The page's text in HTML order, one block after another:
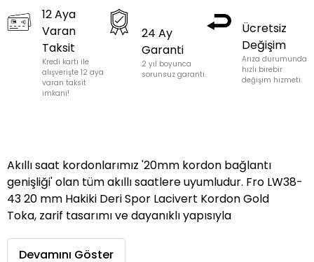
12 Aya
Varan
Taksit
Kredi kartı ile
alışverişte 12 aya
varan taksit
imkanı!
24 Ay
Garanti
2 yıl boyunca
sorunsuz garanti.
Ücretsiz
Değişim
Arıza durumunda
hızlı birebir
değişim hizmeti.
Akıllı saat kordonlarımız '20mm kordon bağlantı
genişliği' olan tüm akıllı saatlere uyumludur. Fro LW38-
43 20 mm Hakiki Deri Spor Lacivert Kordon Gold
Toka, zarif tasarımı ve dayanıklı yapısıyla
Devamını Göster